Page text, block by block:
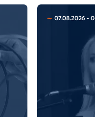
07.08.2026 -